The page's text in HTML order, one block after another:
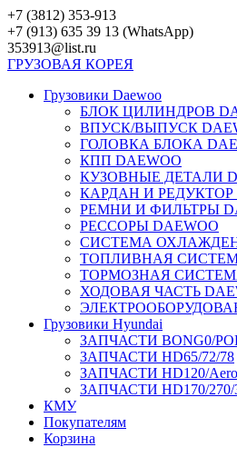
Перейти
к
контенту
+7 (3812) 353-913
+7 (913) 635 39 13 (WhatsApp)
353913@list.ru
ГРУЗОВАЯ КОРЕЯ
Грузовики Daewoo
БЛОК ЦИЛИНДРОВ
ВПУСК/ВЫПУСК
ГОЛОВКА БЛОКА
КПП DAEWOO
КУЗОВНЫЕ ДЕТАЛИ
КАРДАН И РЕДУКТОР
РЕМНИ И ФИЛЬТРЫ
РЕССОРЫ DAEWOO
СИСТЕМА
ТОПЛИВНАЯ
ТОРМОЗНАЯ
ХОДОВАЯ ЧАСТЬ
Грузовики Hyundai
ЗАПЧАСТИ BONG0/
ЗАПЧАСТИ HD65/72/78
ЗАПЧАСТИ HD120/
ЗАПЧАСТИ HD170/270/
КМУ
Покупателям
Корзина